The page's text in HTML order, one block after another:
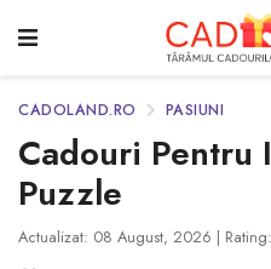
CADOLAND.RO PASIUNI
Cadouri Pentru
Puzzle
Actualizat: 08 August, 2026 | Rating: